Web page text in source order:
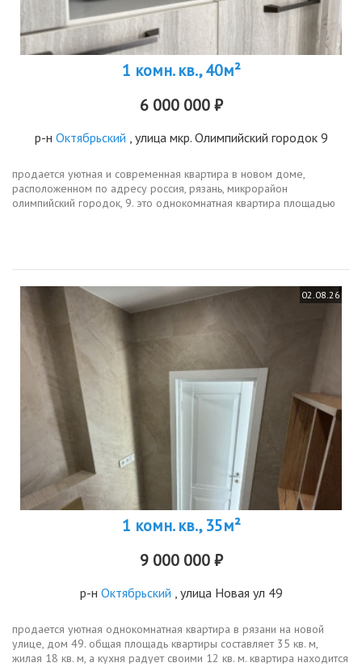
1 комн. кв., 40м²
6 000 000 ₽
р-н Октябрьский , улица мкр. Олимпийский городок 9
продается уютная и современная квартира в новом доме,
расположенном по адресу россия, рязань, микрорайон
олимпийский городок, 9. это однокомнатная квартира площадью
02.08.26
1 комн. кв., 35м²
9 000 000 ₽
р-н Октябрьский , улица Новая ул 49
продается уютная однокомнатная квартира в рязани на новой
улице, дом 49. общая площадь квартиры составляет 35 кв. м,
жилая 18 кв. м, а кухня радует своими 12 кв. м. квартира находится